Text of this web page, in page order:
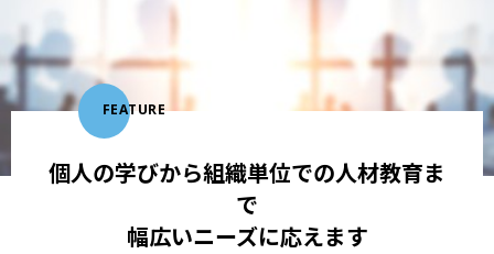
FEATURE
個人の学びから組織単位での人材教育ま
で
幅広いニーズに応えます